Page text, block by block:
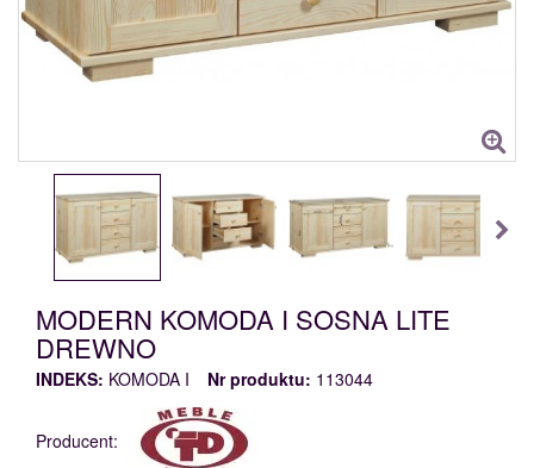
MODERN KOMODA I SOSNA LITE
DREWNO
INDEKS: KOMODA I Nr produktu: 113044
Producent: